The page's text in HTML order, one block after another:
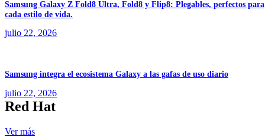
Samsung Galaxy Z Fold8 Ultra, Fold8 y Flip8: Plegables, perfectos para
cada estilo de vida.
julio 22, 2026
Samsung integra el ecosistema Galaxy a las gafas de uso diario
julio 22, 2026
Red Hat
Ver más